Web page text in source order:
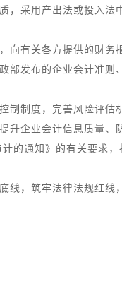
采用产出法或投入
有关各方提供的财务
发布的企业会计准
制度，完善风险评估
企业会计信息质量
的通知》的有关要求
，筑牢法律法规红线